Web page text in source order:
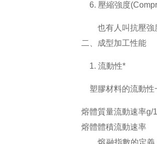
6. 壓縮強度
也有人叫抗壓強度
二、成型加工性能
1. 流動性*
塑膠材料的流動性
熔體質量流動速率g/
熔體體積流動速率
熔融指數的定義：